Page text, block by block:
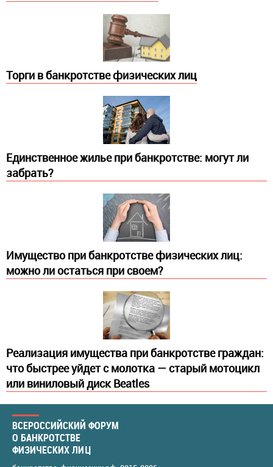
Торги в банкротстве физических лиц
Единственное жилье при банкротстве: могут ли
забрать?
Имущество при банкротстве физических лиц:
можно ли остаться при своем?
Реализация имущества при банкротстве граждан:
что быстрее уйдет с молотка — старый мотоцикл
или виниловый диск Beatles
ВСЕРОССИЙСКИЙ ФОРУМ
О БАНКРОТСТВЕ
ФИЗИЧЕСКИХ ЛИЦ